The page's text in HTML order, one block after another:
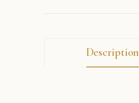
Description